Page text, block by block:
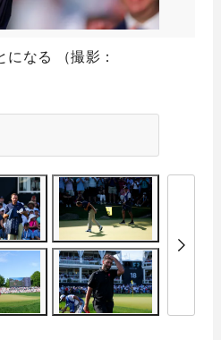
なる （撮影：